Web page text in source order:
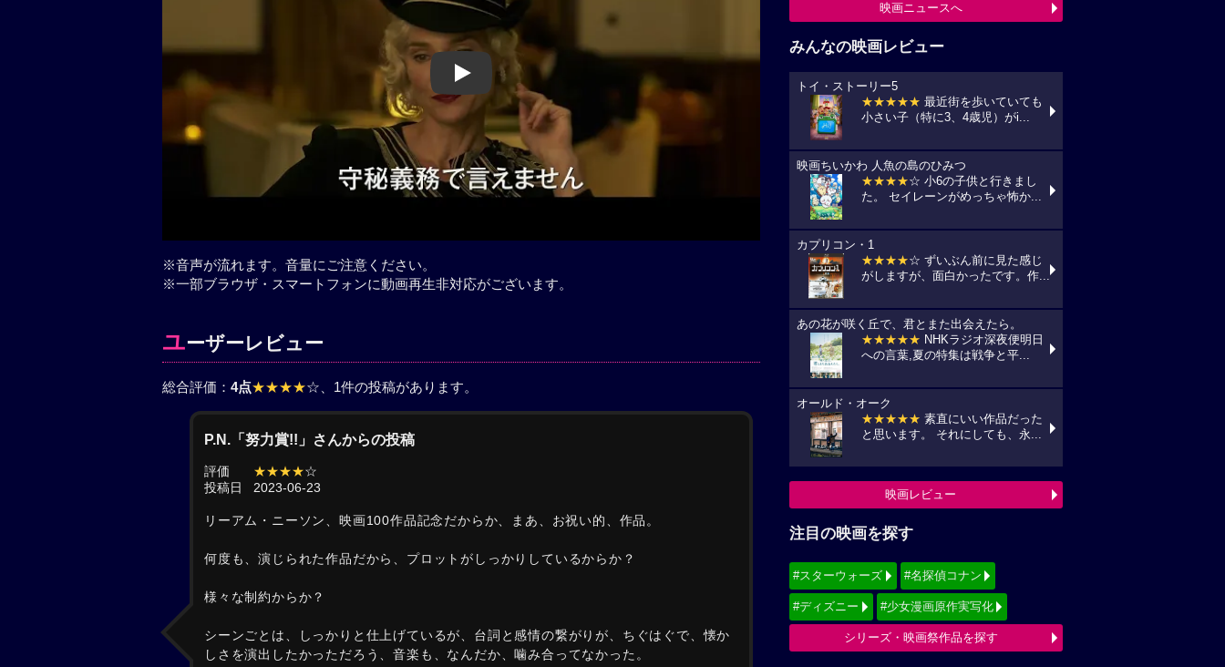
Play
※音声が流れます。音量にご注意ください。
※一部ブラウザ・スマートフォンに動画再生非対応がございます。
ユーザーレビュー
総合評価： 4点★★★★☆ 、1件の投稿があります。
P.N.「努力賞!!」さんからの投稿
評価 ★★★★☆
投稿日
2023-06-23
リーアム・ニーソン、映画100作品記念だからか、まあ、お祝い的、作品。
何度も、演じられた作品だから、プロットがしっかりしているからか？
様々な制約からか？
シーンごとは、しっかりと仕上げているが、台詞と感情の繋がりが、ちぐはぐで、懐か
しさを演出したかっただろう、音楽も、なんだか、噛み合ってなかった。
映画ニュースへ
みんなの映画レビュー
トイ・ストーリー5
★★★★★ 最近街を歩いていても
小さい子（特に3、4歳児）がi...
映画ちいかわ 人魚の島のひみつ
★★★★☆ 小6の子供と行きまし
た。 セイレーンがめっちゃ怖か...
カプリコン・1
★★★★☆ ずいぶん前に見た感じ
がしますが、面白かったです。作...
あの花が咲く丘で、君とまた出会えたら。
★★★★★ NHKラジオ深夜便明日
への言葉,夏の特集は戦争と平...
オールド・オーク
★★★★★ 素直にいい作品だった
と思います。 それにしても、永...
映画レビュー
注目の映画を探す
#スターウォーズ #名探偵コナン
#ディズニー #少女漫画原作実写化
シリーズ・映画祭作品を探す